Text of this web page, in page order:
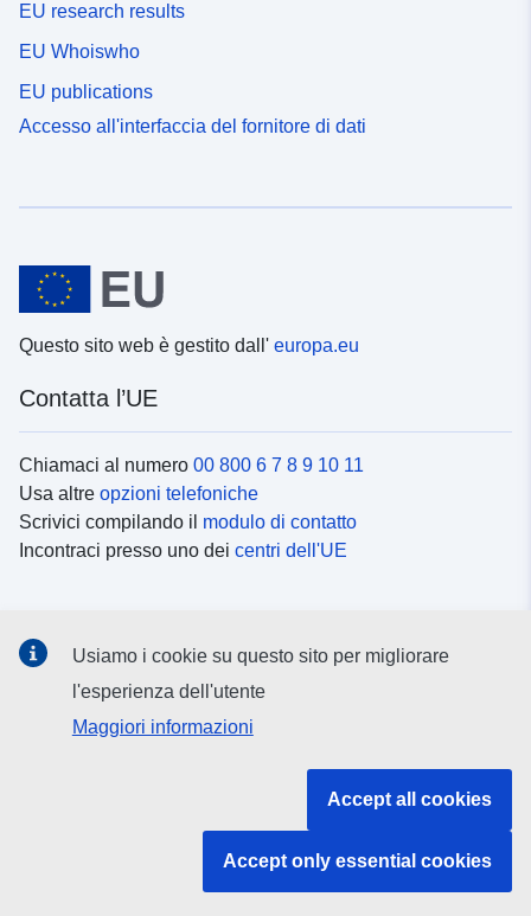
EU research results
EU Whoiswho
EU publications
Accesso all'interfaccia del fornitore di dati
Questo sito web è gestito dall' europa.eu
Contatta l’UE
Chiamaci al numero 00 800 6 7 8 9 10 11
Usa altre opzioni telefoniche
Scrivici compilando il modulo di contatto
Incontraci presso uno dei centri dell'UE
Cerca icanali social
Usiamo i cookie su questo sito per migliorare
l'esperienza dell'utente
Maggiori informazioni
Accept all cookies
Accept only essential cookies